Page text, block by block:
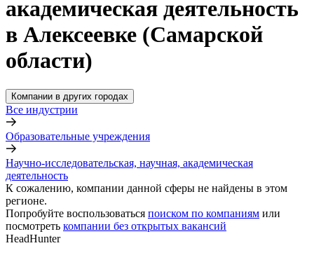
академическая деятельность
в Алексеевке (Самарской
области)
Компании в других городах
Все индустрии
Образовательные учреждения
Научно-исследовательская, научная, академическая
деятельность
К сожалению, компании данной сферы не найдены в этом
регионе.
Попробуйте воспользоваться поиском по компаниям или
посмотреть компании без открытых вакансий
HeadHunter